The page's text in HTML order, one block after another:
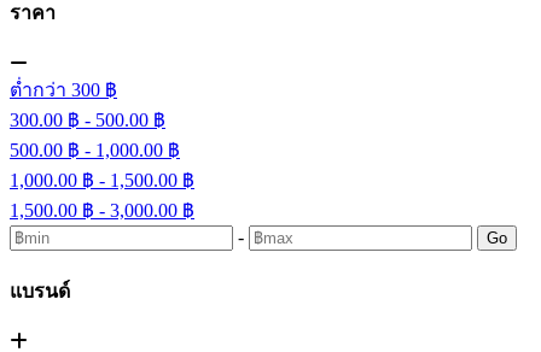
ราคา
ต่ำกว่า 300 ฿
300.00 ฿ - 500.00 ฿
500.00 ฿ - 1,000.00 ฿
1,000.00 ฿ - 1,500.00 ฿
1,500.00 ฿ - 3,000.00 ฿
-
Go
แบรนด์